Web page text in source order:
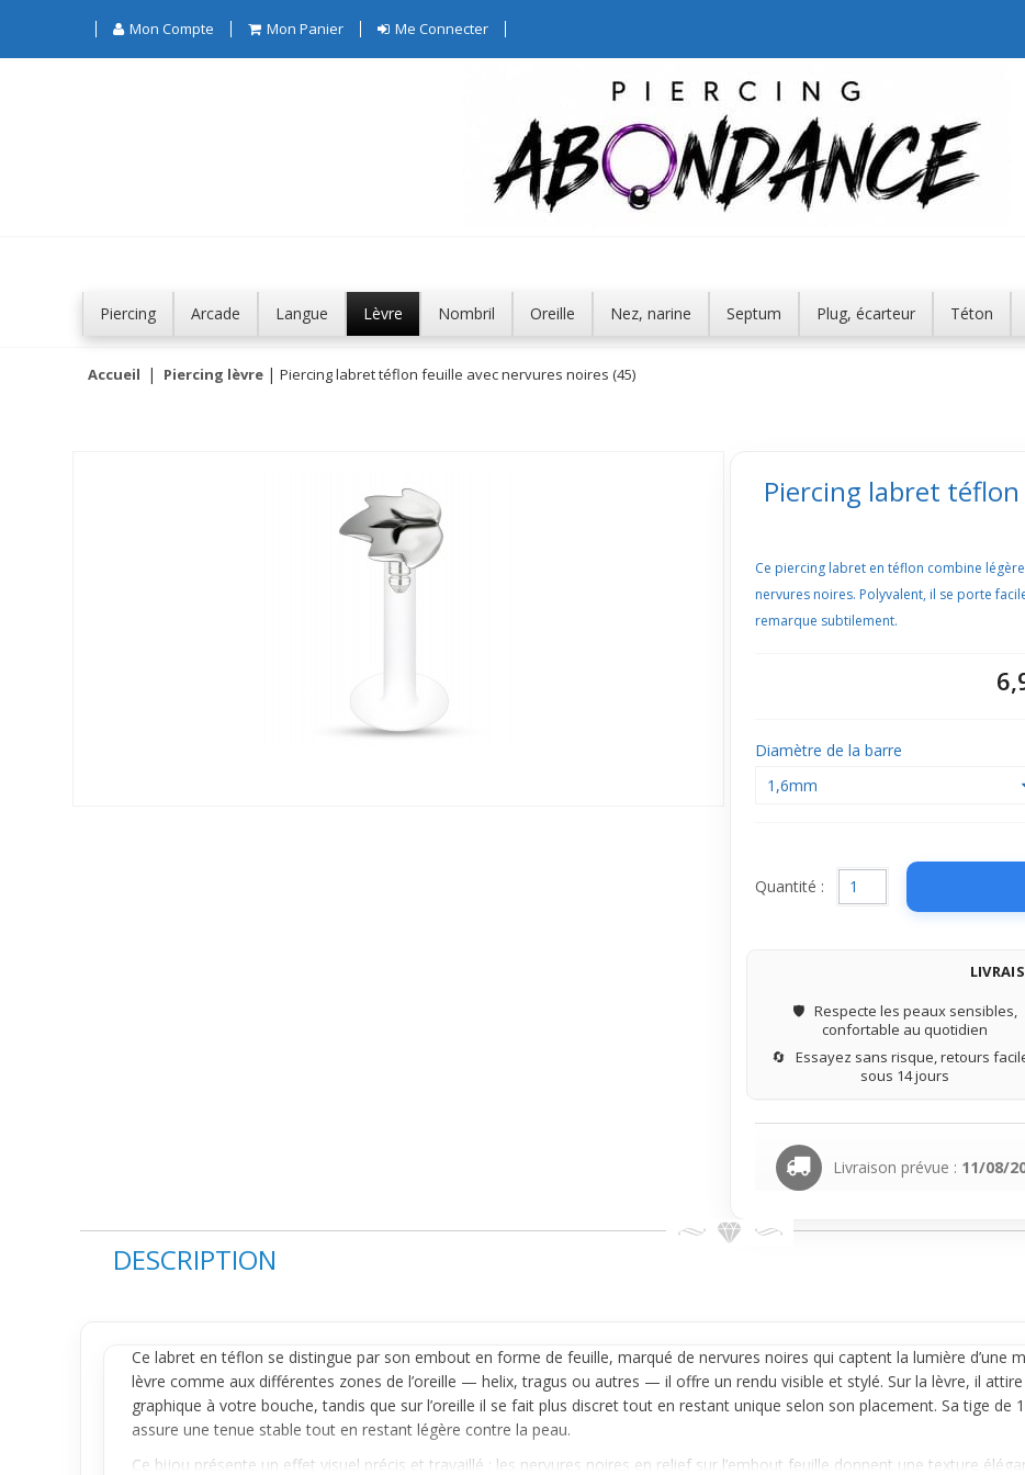
Mon Compte Mon Panier Me Connecter
Piercing Arcade Langue Lèvre Nombril Oreille Nez, narine Septum Plug, écarteur Téton
Accueil Piercing lèvre Piercing labret téflon feuille avec nervures noires (45)
Piercing labret
Ce piercing labret en téflon combine
nervures noires. Polyvalent, il se porte
remarque subtilement.
Diamètre de la barre
1,6mm
Quantité :
🛡️ Respecte les peaux sensibles,
confortable au quotidien
🔄 Essayez sans risque, retours
sous 14 jours
Livraison prévue : 11/08/
DESCRIPTION
Ce labreten téflon se distingue par son embout en forme de feuille, marqué de nervures noires qui captent la lumière d’une
lèvre comme aux différentes zones de l’oreille — helix,tragus ou autres — il offre un rendu visible et stylé. Sur la lèvre, il
graphique à votre bouche, tandis que sur l’oreille il se fait plus discret tout en restant unique selon son placement. Sa tige
assure une tenue stable tout en restant légère contre la peau.
Ce bijou présente un effet visuel précis et travaillé : les nervures noires en relief sur l’embout feuille donnent une texture